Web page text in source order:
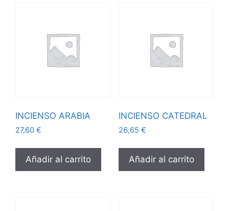
INCIENSO ARABIA
27,60 €
Añadir al carrito
INCIENSO CATEDRAL
26,65 €
Añadir al carrito